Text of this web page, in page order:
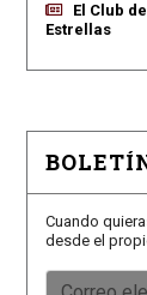
El Club
Estrellas
Cuando
desde el